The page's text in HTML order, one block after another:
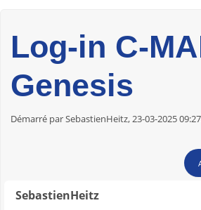
Log-in C-
Genesis
Démarré par SebastienHeitz, 23-03-2025
SebastienHeitz